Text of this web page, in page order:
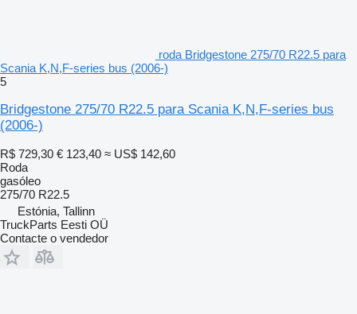
roda Bridgestone 275/70 R22.5 para
Scania K,N,F-series bus (2006-)
5
Bridgestone 275/70 R22.5 para Scania K,N,F-series bus
(2006-)
R$ 729,30 € 123,40 ≈ US$ 142,60
Roda
gasóleo
275/70 R22.5
Estónia, Tallinn
TruckParts Eesti OÜ
Contacte o vendedor